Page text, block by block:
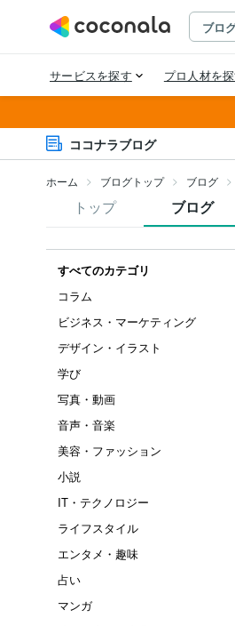
ココナラブログ
ホーム ブログトップ ブログ
トップ ブログ
すべてのカテゴリ
コラム
ビジネス・マーケティング
デザイン・イラスト
学び
写真・動画
音声・音楽
美容・ファッション
小説
IT・テクノロジー
ライフスタイル
エンタメ・趣味
占い
マンガ